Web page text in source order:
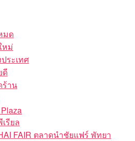
มด
หม่
ระเทศ
ดี
ร้าน
รียล
FAIR ตลาดนำชัยแฟร์ พัทยา